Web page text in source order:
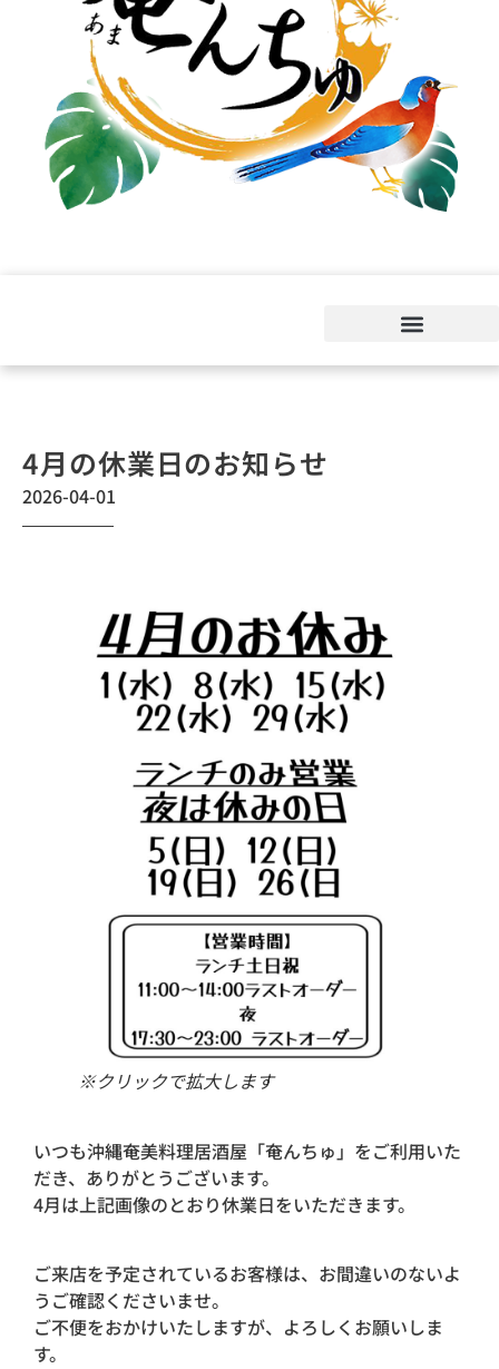
4月の休業日のお知らせ
2026-04-01
※クリックで拡大します
いつも沖縄奄美料理居酒屋「奄んちゅ」をご利用いた
だき、ありがとうございます。
4月は上記画像のとおり休業日をいただきます。
ご来店を予定されているお客様は、お間違いのないよ
うご確認くださいませ。
ご不便をおかけいたしますが、よろしくお願いしま
す。